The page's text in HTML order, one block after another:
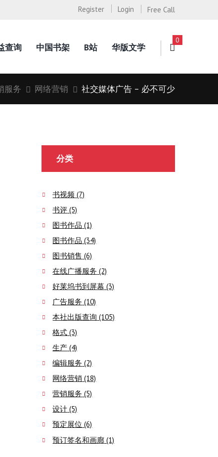
Free Call
Register Login
查询 中国书架 B站 华版文学
0
服务 网络营销 社交媒体广告 – 必不可少
分类
书视频 (7)
书评 (5)
图书作品 (1)
图书作品 (34)
图书销售 (6)
在线广播服务 (2)
好莱坞书到屏幕 (3)
广告服务 (10)
本社出版查询 (105)
格式 (3)
生产 (4)
编辑服务 (2)
网络营销 (18)
营销服务 (5)
设计 (5)
预定展位 (6)
预订签名和画廊 (1)